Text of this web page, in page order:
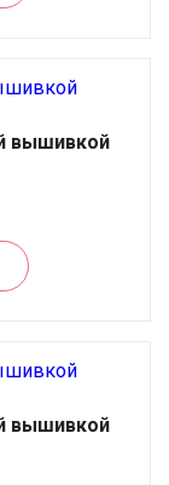
вышивкой
вышивкой